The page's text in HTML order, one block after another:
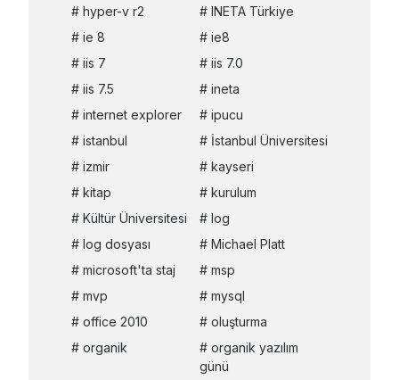
hyper-v r2
INETA Türkiye
ie 8
ie8
iis 7
iis 7.0
iis 7.5
ineta
internet explorer
ipucu
istanbul
İstanbul Üniversitesi
izmir
kayseri
kitap
kurulum
Kültür Üniversitesi
log
log dosyası
Michael Platt
microsoft'ta staj
msp
mvp
mysql
office 2010
oluşturma
organik
organik yazılım
günü